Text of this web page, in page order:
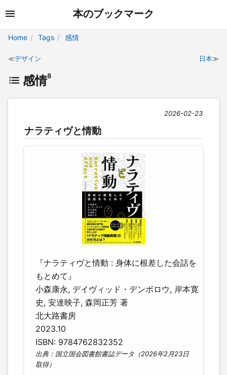
本のブックマーク
Home Tags 感情
デザイン 日本
感情8
2026-02-23
ナラティヴと情動
『ナラティヴと情動 : 身体に根差した会話を
もとめて』
小森康永, デイヴィッド・デンボロウ, 岸本寛
史, 安達映子, 森岡正芳 著
北大路書房
2023.10
ISBN: 9784762832352
出典：国立国会図書館書誌データ（2026年2月23日
取得）